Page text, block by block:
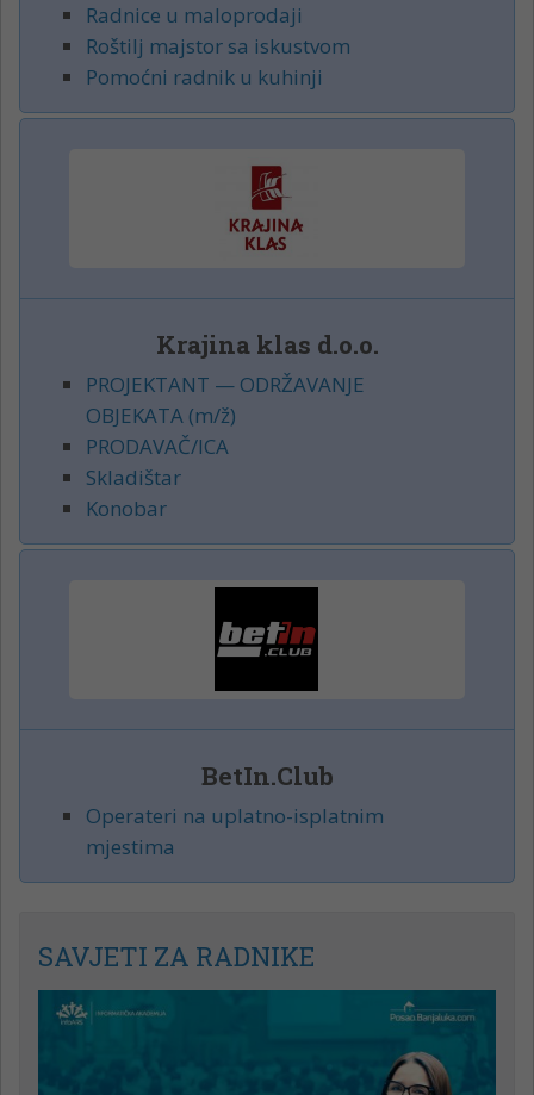
Radnice u maloprodaji
Roštilj majstor sa iskustvom
Pomoćni radnik u kuhinji
Krajina klas d.o.o.
PROJEKTANT — ODRŽAVANJE
OBJEKATA (m/ž)
PRODAVAČ/ICA
Skladištar
Konobar
BetIn.Club
Operateri na uplatno-isplatnim
mjestima
SAVJETI ZA RADNIKE